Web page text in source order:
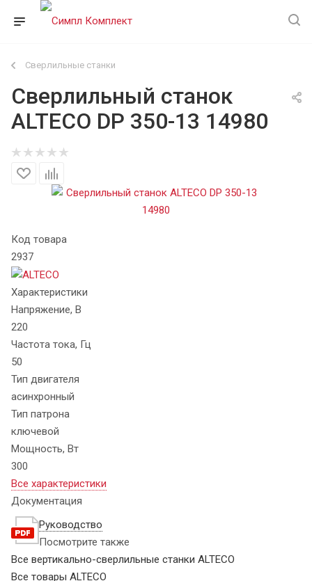
Сверлильные станки
Сверлильный станок
ALTECO DP 350-13 14980
Код товара
2937
Характеристики
Напряжение, В
220
Частота тока, Гц
50
Тип двигателя
асинхронный
Тип патрона
ключевой
Мощность, Вт
300
Все характеристики
Документация
Руководство
Посмотрите также
Все вертикально-сверлильные станки ALTECO
Все товары ALTECO